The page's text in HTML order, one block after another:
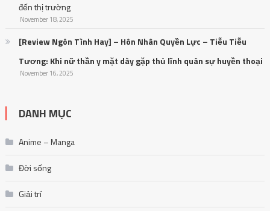
đến thị trường
November 18, 2025
[Review Ngôn Tình Hay] – Hôn Nhân Quyền Lực – Tiễu Tiễu
Tương: Khi nữ thần y mặt dày gặp thủ lĩnh quân sự huyền thoại
November 16, 2025
DANH MỤC
Anime – Manga
Đời sống
Giải trí